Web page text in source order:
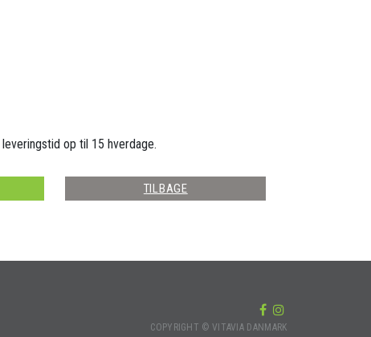
op til 15 hverdage.
TILBAGE
COPYRIGHT © VITAVIA DANMARK